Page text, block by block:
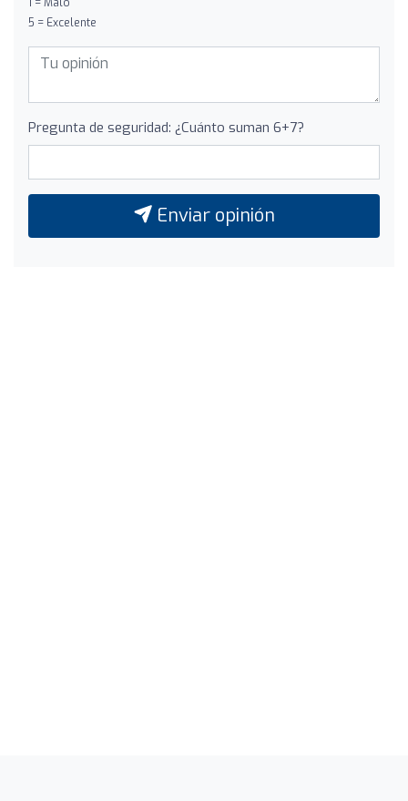
5 = Excelente
Pregunta de seguridad: ¿Cuánto suman 6+7?
Enviar opinión